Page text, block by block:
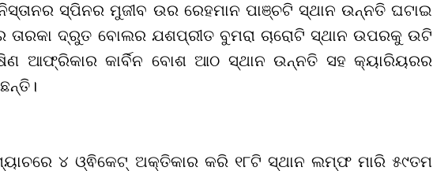
ସ୍ପିନର ମୁଜୀବ ଉର ରେହମାନ ପାଞ୍ଚଟି ସ୍ଥାନ ଉନ୍ନତି ଘଟାଇ
ଦ୍ରୁତ ବୋଲର ଯଶପ୍ରୀତ ବୁମରା ଚାରୋଟି ସ୍ଥାନ ଉପରକୁ ଉଟି
ଆଫ୍ରିକାର କାର୍ବିନ ବୋଶ ଆଠ ସ୍ଥାନ ଉନ୍ନତି ସହ କ୍ୟାରିୟରର
ମ୍ୟାଚରେ ୪ ଓ୍ଵିକେଟ୍ ଅକ୍ତିକାର କରି ୧୮ଟି ସ୍ଥାନ ଲମ୍ଫ ମାରି ୫୯ତମ